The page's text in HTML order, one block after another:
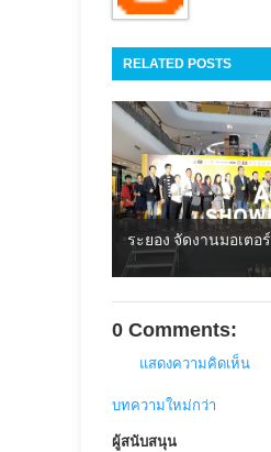
RELATED POSTS
ระยอง จัดงานมอเตอ
0 Comments:
แสดงความคิดเห็น
บทความใหม่กว่า
ผู้สนับสนุน